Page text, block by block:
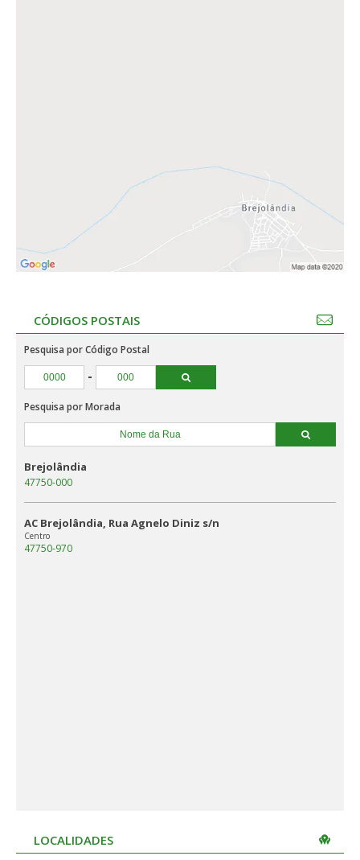
CÓDIGOS POSTAIS
Pesquisa por Código Postal
-
Pesquisa por Morada
Brejolândia
47750-000
AC Brejolândia, Rua Agnelo Diniz s/n
Centro
47750-970
LOCALIDADES